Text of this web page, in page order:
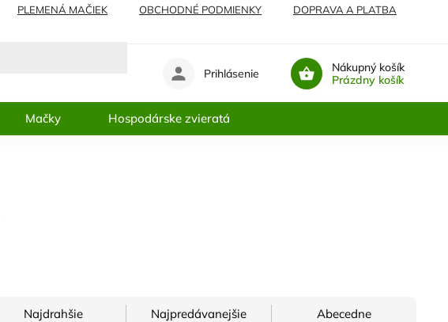
PLEMENÁ MAČIEK OBCHODNÉ PODMIENKY
DOPRAVA A PLATBA
Nákupný košík
Prázdny košík
Prihlásenie
Mačky Hospodárske zvieratá
Najdrahšie Najpredávanejšie Abecedne